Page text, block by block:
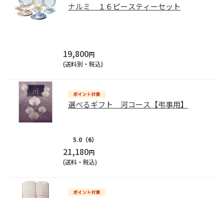
ナルミ １６ピースティーセット
19,800円
(送料別・税込)
選べるギフト 河コース【弔事用】
5.0 （6）
21,180円
(送料・税込)